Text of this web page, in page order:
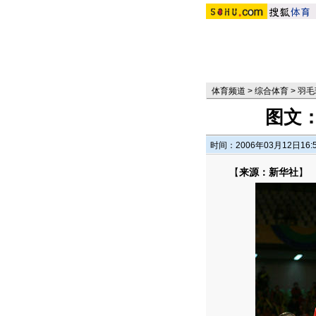
体育频道 > 综合体育 > 羽
图文
时间：2006年03月12日
【来源：新华社】